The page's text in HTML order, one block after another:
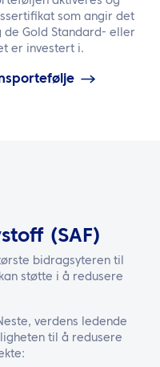
som angir det
Gold Standard- eller
er investert i.
(SAF)
bidragsyteren til
støtte i å redusere
verdens ledende
til å redusere